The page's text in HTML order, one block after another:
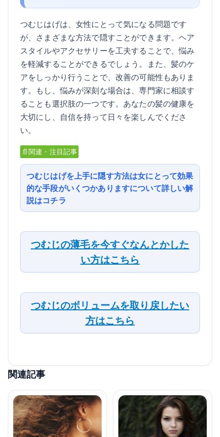
つむじはげは、女性にとって気になる問題です
が、さまざまな方法で隠すことができます。ヘア
スタイルやアクセサリーを工夫することで、悩み
を軽減することができるでしょう。また、髪のケ
アをしっかり行うことで、改善の可能性もありま
す。もし、悩みが深刻な場合は、専門家に相談す
ることも選択肢の一つです。あなたの髪の健康を
大切にし、自信を持って日々を楽しんでくださ
い。
📄関連・注目記事
つむじはげを上手に隠す方法は女にとって効果
的な手段がいくつかありますについて詳しい解
説はコチラ
つむじの薄毛を今すぐなんとかした
い方はこちら
つむじのボリュームを取り戻したい
方はこちら
関連記事